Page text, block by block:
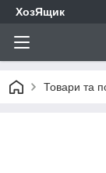
ХозЯщик
Товари та